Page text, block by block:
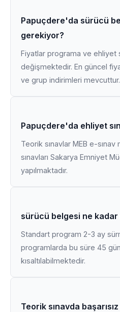
Papuçdere'da sürücü
gerekiyor?
Fiyatlar programa ve ehliyet
değişmektedir. En güncel
ve grup indirimleri mevcuttur.
Papuçdere'da ehliyet
Teorik sınavlar MEB e-
sınavları Sakarya Emniyet
yapılmaktadır.
sürücü belgesi ne kadar
Standart program 2-3 ay
programlarda bu süre 45
kısaltılabilmektedir.
Teorik sınavda